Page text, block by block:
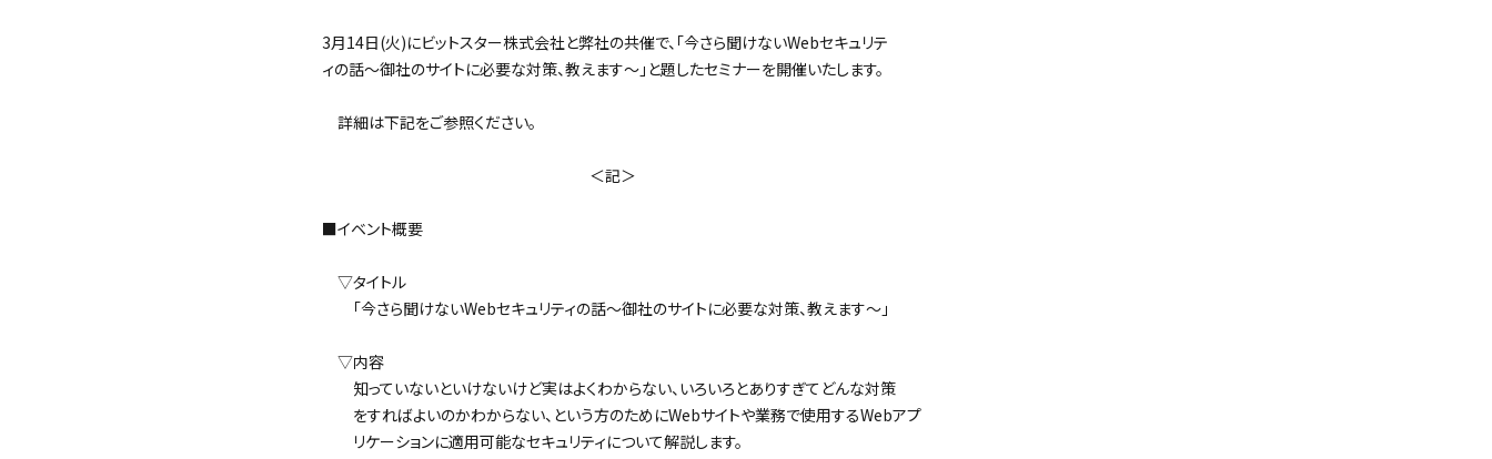
3月14日(火)にビットスター株式会社と弊社の共催で、「今さら聞けないWebセキュリテ
ィの話～御社のサイトに必要な対策、教えます～」と題したセミナーを開催いたします。
詳細は下記をご参照ください。
＜記＞
■イベント概要
▽タイトル
「今さら聞けないWebセキュリティの話～御社のサイトに必要な対策、教えます～」
▽内容
知っていないといけないけど実はよくわからない、いろいろとありすぎてどんな対策
をすればよいのかわからない、という方のためにWebサイトや業務で使用するWebアプ
リケーションに適用可能なセキュリティについて解説します。